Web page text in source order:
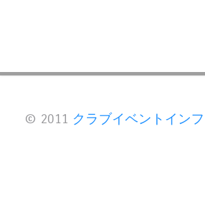
© 2011 クラブイベントイン